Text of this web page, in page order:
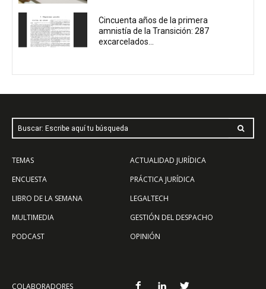
Cincuenta años de la primera
amnistía de la Transición: 287
excarcelados...
Buscar: Escribe aquí tu búsqueda
TEMAS
ENCUESTA
LIBRO DE LA SEMANA
MULTIMEDIA
PODCAST
ACTUALIDAD JURÍDICA
PRÁCTICA JURÍDICA
LEGALTECH
GESTIÓN DEL DESPACHO
OPINIÓN
COLABORADORES